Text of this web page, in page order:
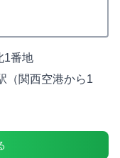
1番地
（関西空港から1